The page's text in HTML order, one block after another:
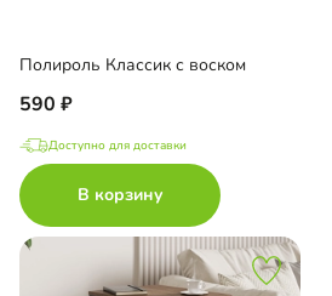
Полироль Классик с воском
590
Доступно для доставки
В корзину